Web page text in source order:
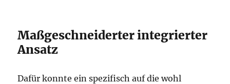
Maßgeschneiderter integrierter
Ansatz
Dafür konnte ein spezifisch auf die wohl